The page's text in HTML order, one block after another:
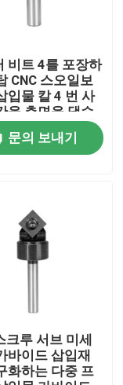
비트 4를 포장하
CNC 스오일보
입물 칼 4 번 사
을 측면을 댔습
문의 보내기
크루 서브 미세
바이드 삽입재
화하는 다중 프